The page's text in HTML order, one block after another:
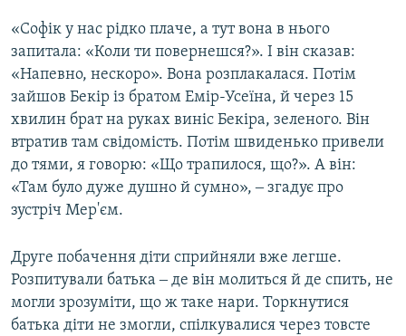
«Софік у нас рідко плаче, а тут вона в нього
запитала: «Коли ти повернешся?». І він сказав:
«Напевно, нескоро». Вона розплакалася. Потім
зайшов Бекір із братом Емір-Усеїна, й через 15
хвилин брат на руках виніс Бекіра, зеленого. Він
втратив там свідомість. Потім швиденько привели
до тями, я говорю: «Що трапилося, що?». А він:
«Там було дуже душно й сумно», ‒ згадує про
зустріч Мер'єм.
Друге побачення діти сприйняли вже легше.
Розпитували батька ‒ де він молиться й де спить, не
могли зрозуміти, що ж таке нари. Торкнутися
батька діти не змогли, спілкувалися через товсте